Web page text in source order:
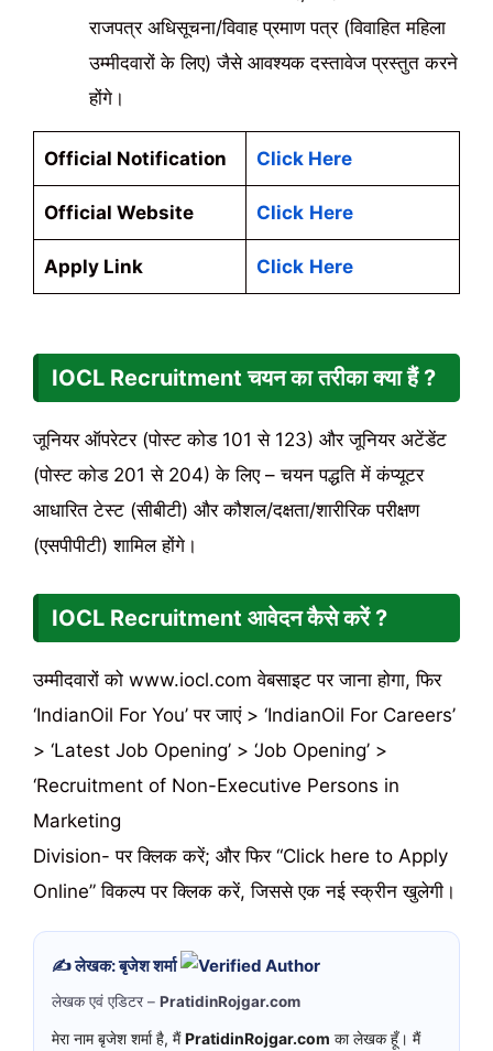
राजपत्र अधिसूचना/विवाह प्रमाण पत्र (विवाहित महिला
उम्मीदवारों के लिए) जैसे आवश्यक दस्तावेज प्रस्तुत करने
होंगे।
Official Notification Click Here
Official Website Click Here
Apply Link Click Here
IOCL Recruitment चयन का तरीका क्या हैं ?
जूनियर ऑपरेटर (पोस्ट कोड 101 से 123) और जूनियर अटेंडेंट
(पोस्ट कोड 201 से 204) के लिए – चयन पद्धति में कंप्यूटर
आधारित टेस्ट (सीबीटी) और कौशल/दक्षता/शारीरिक परीक्षण
(एसपीपीटी) शामिल होंगे।
IOCL Recruitment आवेदन कैसे करें ?
उम्मीदवारों को www.iocl.com वेबसाइट पर जाना होगा, फिर
‘IndianOil For You’ पर जाएं > ‘IndianOil For Careers’
> ‘Latest Job Opening’ > ‘Job Opening’ >
‘Recruitment of Non-Executive Persons in
Marketing
Division- पर क्लिक करें; और फिर “Click here to Apply
Online” विकल्प पर क्लिक करें, जिससे एक नई स्क्रीन खुलेगी।
✍️ लेखक: बृजेश शर्मा
लेखक एवं एडिटर – PratidinRojgar.com
मेरा नाम बृजेश शर्मा है, मैंPratidinRojgar.com का लेखक हूँ। मैं